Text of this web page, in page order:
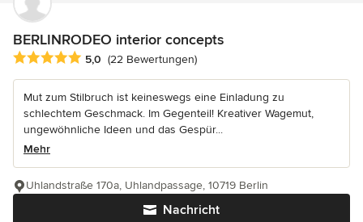
BERLINRODEO interior concepts
Durchschnittliche Bewertung: 5 von 5 Sternen
5,0 (22 Bewertungen)
Mut zum Stilbruch ist keineswegs eine Einladung zu
schlechtem Geschmack. Im Gegenteil! Kreativer Wagemut,
ungewöhnliche Ideen und das Gespür...
Mehr
Nachricht
Uhlandstraße 170a, Uhlandpassage, 10719 Berlin